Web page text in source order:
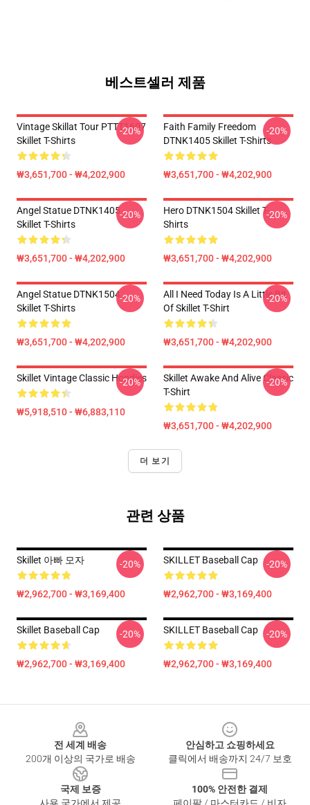
베스트셀러 제품
Vintage Skillat Tour PTTT1607
Skillet T-Shirts
₩3,651,700 - ₩4,202,900
-20%
Faith Family Freedom
DTNK1405 Skillet T-Shirts
₩3,651,700 - ₩4,202,900
-20%
Angel Statue DTNK1405
Skillet T-Shirts
₩3,651,700 - ₩4,202,900
-20%
Hero DTNK1504 Skillet T-
Shirts
₩3,651,700 - ₩4,202,900
-20%
Angel Statue DTNK1504
Skillet T-Shirts
₩3,651,700 - ₩4,202,900
-20%
All I Need Today Is A Little Bit
Of Skillet T-Shirt
₩3,651,700 - ₩4,202,900
-20%
Skillet Vintage Classic Hoodies
₩5,918,510 - ₩6,883,110
-20%
Skillet Awake And Alive Classic
T-Shirt
₩3,651,700 - ₩4,202,900
-20%
더 보기
관련 상품
Skillet 아빠 모자
₩2,962,700 - ₩3,169,400
-20% SKILLET Baseball Cap
₩2,962,700 - ₩3,169,400
-20%
Skillet Baseball Cap
₩2,962,700 - ₩3,169,400
-20% SKILLET Baseball Cap
₩2,962,700 - ₩3,169,400
-20%
전 세계 배송
200개 이상의 국가로 배송
안심하고 쇼핑하세요
클릭에서 배송까지 24/7 보호
국제 보증
100% 안전한 결제